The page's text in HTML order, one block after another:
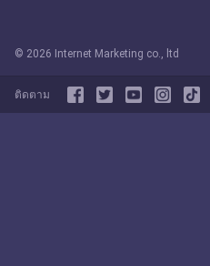
© 2026 Internet Marketing co., ltd
ติดตาม